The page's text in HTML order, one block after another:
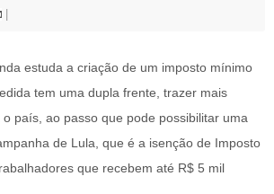
estuda a criação de um imposto mínimo
tem uma dupla frente, trazer mais
país, ao passo que pode possibilitar uma
de Lula, que é a isenção de Imposto
que recebem até R$ 5 mil